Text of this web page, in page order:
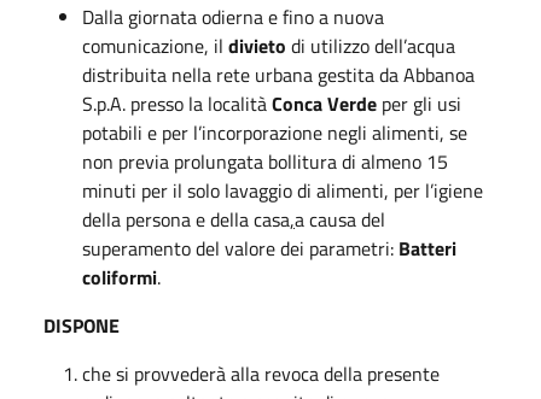
Dalla giornata odierna e fino a nuova
comunicazione, il divieto di utilizzo dell’acqua
distribuita nella rete urbana gestita da Abbanoa
S.p.A. presso la localitàConca Verde per gli usi
potabili e per l’incorporazione negli alimenti, se
non previa prolungata bollitura di almeno 15
minuti per il solo lavaggio di alimenti, per l’igiene
della persona e della casa,a causa del
superamento del valore dei parametri: Batteri
coliformi.
DISPONE
che si provvederà alla revoca della presente